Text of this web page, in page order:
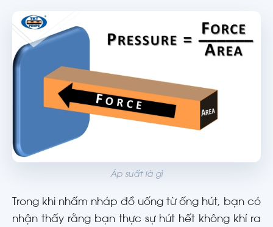
Áp suất là gì
Trong khi nhấm nháp đồ uống từ ống hút, bạn có
nhận thấy rằng bạn thực sự hút hết không khí ra